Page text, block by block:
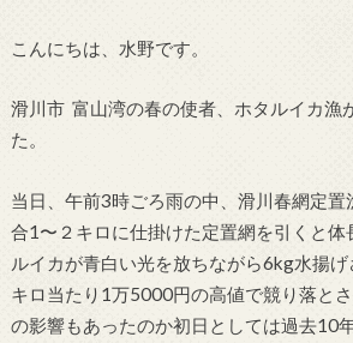
こんにちは、水野です。
滑川市 富山湾の春の使者、ホタルイカ漁
た。
当日、午前3時ごろ雨の中、滑川春網定
合1〜２キロに仕掛けた定置網を引くと体
ルイカが青白い光を放ちながら6kg水揚
キロ当たり1万5000円の高値で競り落と
の影響もあったのか初日としては過去10